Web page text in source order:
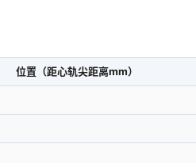
位置（距心轨尖距离mm）